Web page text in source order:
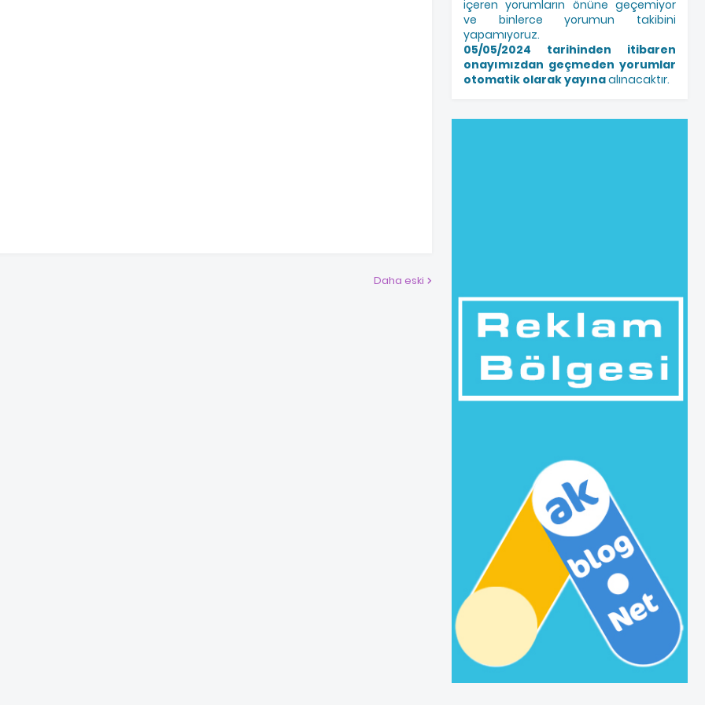
Daha eski
içeren yorumların önüne geçemiyor
ve binlerce yorumun takibini
yapamıyoruz.
05/05/2024 tarihinden itibaren
onayımızdan geçmeden yorumlar
otomatik olarak yayınaalınacaktır.